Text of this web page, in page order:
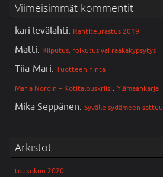
Viimeisimmät kommentit
kari levälahti: Rahtiteurastus 2019
Matti: Riiputus, roikutus vai raakakypsytys
Tiia-Mari: Tuotteen hinta
Maria Nordin – Kotitalouskriisi: Ylämaankarja
Mika Seppänen: Syvälle sydämeen sattuu
Arkistot
toukokuu 2020